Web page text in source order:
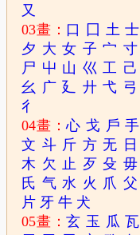
又
03畫： 口 囗 土 士
夕 大 女 子 宀 寸
尸 屮 山 巛 工 己
幺 广 廴 廾 弋 弓
彳
04畫：心 戈 戶 手
文 斗 斤 方 无 日
木 欠 止 歹 殳 毋
氏 气 水 火 爪 父
片 牙 牛 犬
05畫：玄 玉 瓜 瓦